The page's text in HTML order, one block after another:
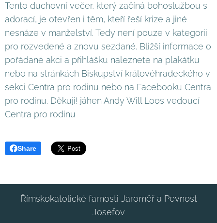
Tento duchovní večer, který začíná bohoslužbou s
adorací, je otevřen i těm, kteří řeší krize a jiné
nesnáze v manželství. Tedy není pouze v kategorii
pro rozvedené a znovu sezdané. Bližší informace o
pořádané akci a přihlášku naleznete na plakátku
nebo na stránkách Biskupství královéhradeckého v
sekci Centra pro rodinu nebo na Facebooku Centra
pro rodinu. Děkuji! jáhen Andy Will Loos vedoucí
Centra pro rodinu
Share
Římskokatolické farnosti Jaroměř a Pevnost
Josefov